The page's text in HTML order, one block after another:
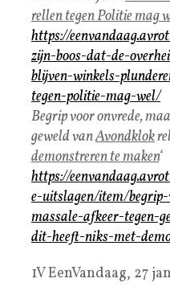
rellen tegen Politie mag
https://
zijn-boos-dat-de-
blijven-winkels-
tegen-politie-mag-wel/
Begrip voor onvrede,
geweld vanAvondklok
demonstreren te maken‘
https://
e-uitslagen/item/
massale-afkeer-tegen-
dit-heeft-niks-met-
1V EenVandaag, 27